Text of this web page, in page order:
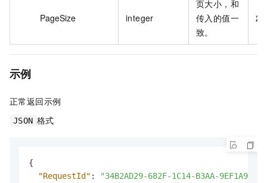
PageSize integer
页大小，和
传入的值一
致。
20
示例
正常返回示例
JSON 格式
{
"RequestId" :
"34B2AD29-682F-1C14-B3AA-